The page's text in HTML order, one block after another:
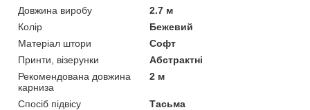
Довжина виробу
2.7 м
Колір
Бежевий
Матеріал штори
Софт
Принти, візерунки
Абстрактні
Рекомендована довжина
карниза
2 м
Спосіб підвісу
Тасьма